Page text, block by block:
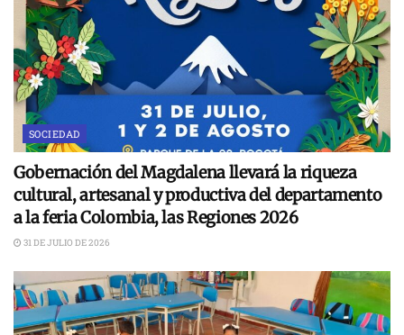
SOCIEDAD
Gobernación del Magdalena llevará la riqueza
cultural, artesanal y productiva del departamento
a la feria Colombia, las Regiones 2026
31 DE JULIO DE 2026